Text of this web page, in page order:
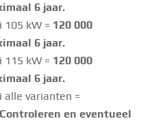
6 jaar.
105 kW = 120 000
6 jaar.
115 kW = 120 000
6 jaar.
alle varianten =
en eventueel